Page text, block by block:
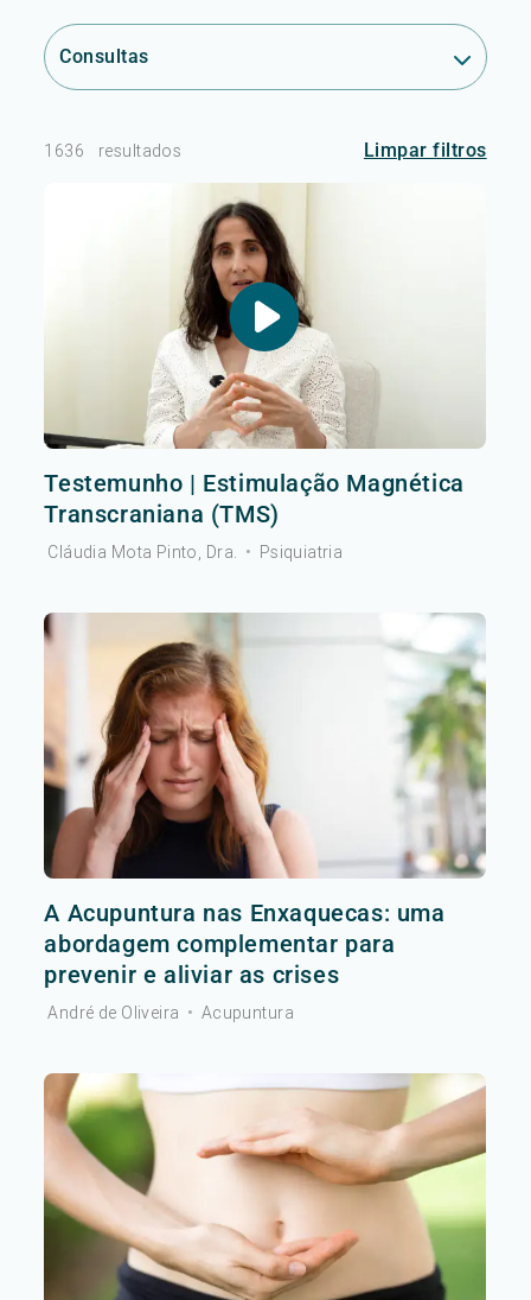
Consultas
1636 resultados Limpar filtros
Testemunho | Estimulação Magnética
Transcraniana (TMS)
Cláudia Mota Pinto, Dra. • Psiquiatria
A Acupuntura nas Enxaquecas: uma
abordagem complementar para
prevenir e aliviar as crises
André de Oliveira • Acupuntura